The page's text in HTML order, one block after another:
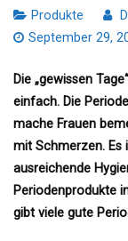
Produkte
September 29,
Die „gewissen
einfach. Die
mache Frauen
mit Schmerzen. Es
ausreichende
Periodenprodukte
gibt viele gute